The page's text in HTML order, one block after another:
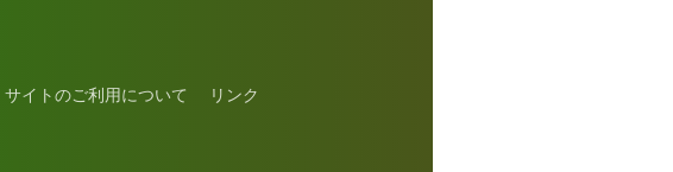
サイトのご利用について リンク